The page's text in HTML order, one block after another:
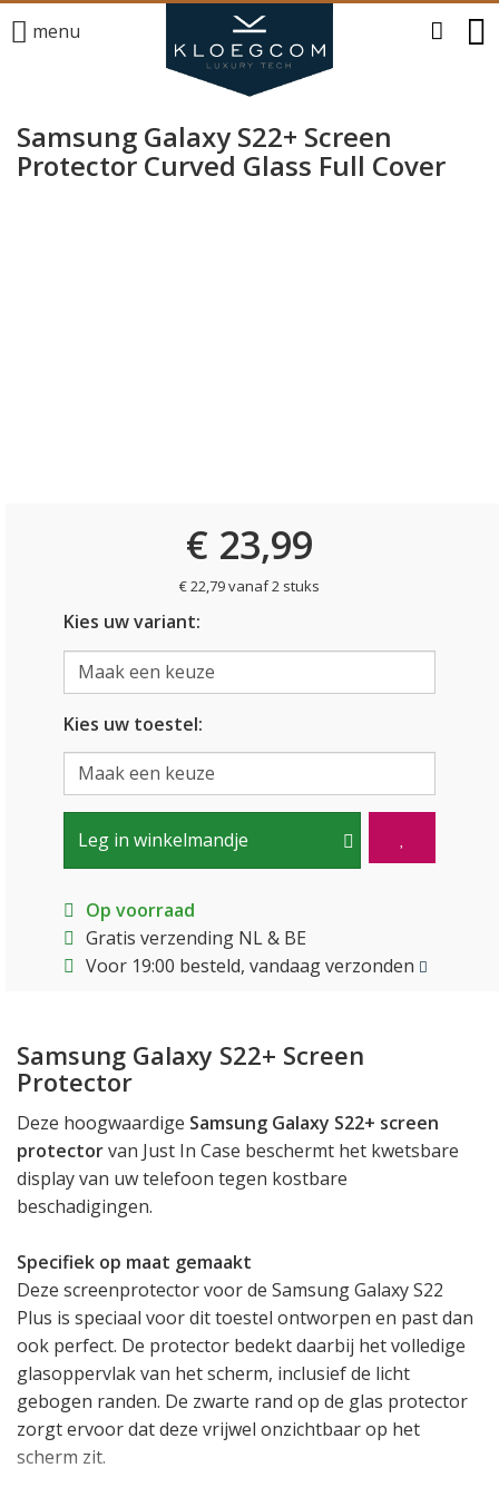
menu
Samsung Galaxy S22+ Screen
Protector Curved Glass Full Cover
€ 23,99
€ 22,79 vanaf 2 stuks
Kies uw variant:
Kies uw toestel:
Leg in winkelmandje
Op voorraad
Gratis verzending NL & BE
Voor 19:00 besteld, vandaag verzonden
Samsung Galaxy S22+ Screen
Protector
Deze hoogwaardige Samsung Galaxy S22+ screen
protectorvan Just In Case beschermt het kwetsbare
display van uw telefoon tegen kostbare
beschadigingen.
Specifiek op maat gemaakt
Deze screenprotector voor de Samsung Galaxy S22
Plus is speciaal voor dit toestel ontworpen en past dan
ook perfect. De protector bedekt daarbij het volledige
glasoppervlak van het scherm, inclusief de licht
gebogen randen. De zwarte rand op de glas protector
zorgt ervoor dat deze vrijwel onzichtbaar op het
scherm zit.